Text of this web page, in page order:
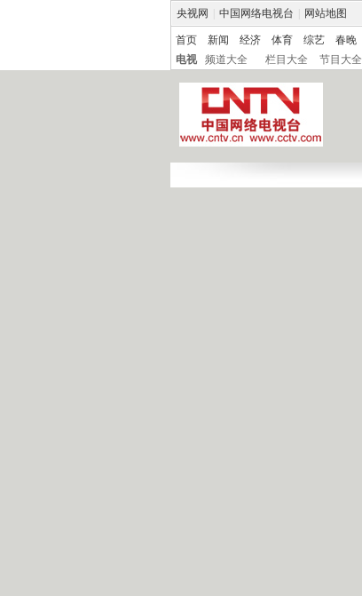
央视网 中国网络电视台 网站地图
首页 新闻 经济 体育 综艺 春晚
电视
频道大全 栏目大全 节目大全